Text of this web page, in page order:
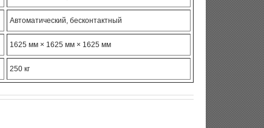
Автоматический, бесконтактный
1625 мм × 1625 мм × 1625 мм
250 кг